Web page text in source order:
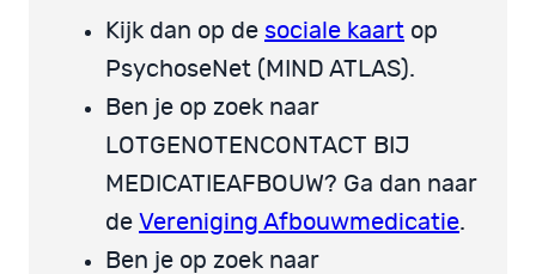
Kijk dan op de sociale kaart op
PsychoseNet (MIND ATLAS).
Ben je op zoek naar
LOTGENOTENCONTACT BIJ
MEDICATIEAFBOUW? Ga dan naar
de Vereniging Afbouwmedicatie.
Ben je op zoek naar